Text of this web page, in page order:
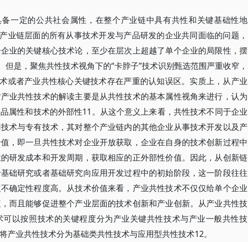
一定的公共社会属性，在整个产业链中具有共性和关键基础性地
业链层面的所有从事技术开发与产品研发的企业共同面临的问题，
业的关键核心技术论，至少在层次上超越了单个企业的局限性，摆
但是，聚焦共性技术视角下的“卡脖子”技术识别甄选范围严重收窄，
或者产业共性核心关键技术存在严重的认知误区。实质上，从产业
业共性技术的解读主要是从共性技术的基本属性视角来进行，认为
属性和技术的外部性11。从这个意义上来看，共性技术不同于企业
术与专有技术，其对整个产业链内的其他企业从事技术开发以及产
，即一旦共性技术对企业开放获取，企业在自身的技术创新过程中
研发成本和开发周期，获取相应的正外部性价值。因此，从创新链
础研究或者基础研究向应用开发过程中的初始阶段，这一阶段往往
确定性程度高。从技术价值来看，产业共性技术不仅仅给单个企业
而且能够促进整个产业层面的技术创新和产业创新。从产业共性技
以按照技术的关键程度分为产业关键共性技术与产业一般共性技
产业共性技术分为基础类共性技术与应用型共性技术12。